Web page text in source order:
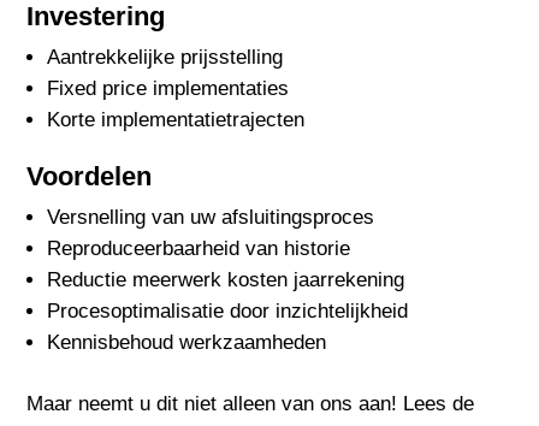
Investering
Aantrekkelijke prijsstelling
Fixed price implementaties
Korte implementatietrajecten
Voordelen
Versnelling van uw afsluitingsproces
Reproduceerbaarheid van historie
Reductie meerwerk kosten jaarrekening
Procesoptimalisatie door inzichtelijkheid
Kennisbehoud werkzaamheden
Maar neemt u dit niet alleen van ons aan! Lees de